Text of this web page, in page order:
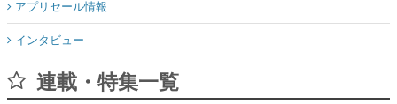
アプリセール情報
インタビュー
連載・特集一覧